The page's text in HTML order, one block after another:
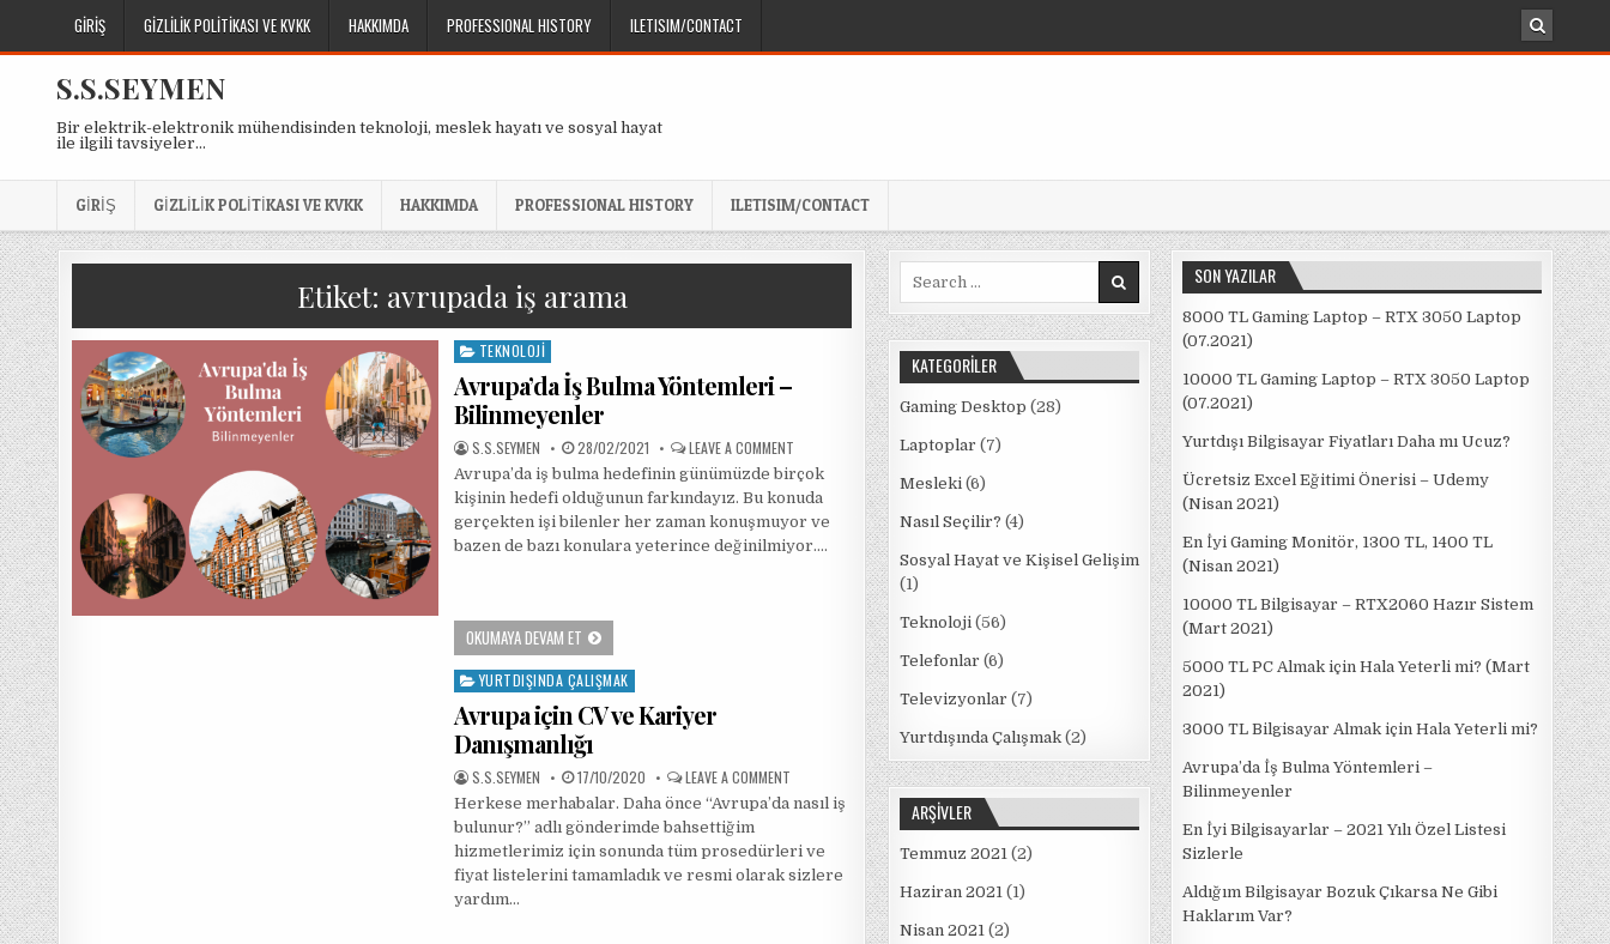
content
GIRIŞ GIZLILIK POLITIKASI VE KVKK HAKKIMDA PROFESSIONAL HISTORY ILETISIM/CONTACT
S.S.SEYMEN
Bir elektrik-elektronik mühendisinden teknoloji, meslek hayatı ve sosyal hayat
ile ilgili tavsiyeler…
GIRIŞ GIZLILIK POLITIKASI VE KVKK HAKKIMDA PROFESSIONAL HISTORY ILETISIM/CONTACT
Etiket: avrupada iş arama
Posted
in
TEKNOLOJI
Avrupa’da İş Bulma Yöntemleri –
Bilinmeyenler
AUTHOR:
S.S.SEYMEN PUBLISHED
DATE:
28/02/2021 LEAVE A COMMENT
İŞ
BULMA
YÖNTEMLERI
–
BILINMEYENLER
Avrupa’da iş bulma hedefinin günümüzde birçok
kişinin hedefi olduğunun farkındayız. Bu konuda
gerçekten işi bilenler her zaman konuşmuyor ve
bazen de bazı konulara yeterince değinilmiyor….
OKUMAYA DEVAM ET AVRUPA’DA
İŞ
BULMA
YÖNTEMLERI
–
BILINMEYENLER
Posted
in
YURTDIŞINDA ÇALIŞMAK
Avrupa için CV ve Kariyer
Danışmanlığı
AUTHOR:
S.S.SEYMEN PUBLISHED
DATE:
17/10/2020 LEAVE A COMMENT
IÇIN
KARIYER
DANIŞMANLIĞI
Herkese merhabalar. Daha önce “Avrupa’da nasıl iş
bulunur?” adlı gönderimde bahsettiğim
hizmetlerimiz için sonunda tüm prosedürleri ve
fiyat listelerini tamamladık ve resmi olarak sizlere
yardım…
KATEGORILER
Gaming Desktop (28)
Laptoplar (7)
Mesleki(6)
Nasıl Seçilir? (4)
Sosyal Hayat ve Kişisel Gelişim
(1)
Teknoloji(56)
Telefonlar (6)
Televizyonlar (7)
Yurtdışında Çalışmak(2)
ARŞIVLER
Temmuz 2021(2)
Haziran 2021(1)
Nisan 2021(2)
SON YAZILAR
8000 TL Gaming Laptop – RTX 3050 Laptop
(07.2021)
10000 TL Gaming Laptop – RTX 3050 Laptop
(07.2021)
Yurtdışı Bilgisayar Fiyatları Daha mı Ucuz?
Ücretsiz Excel Eğitimi Önerisi – Udemy
(Nisan 2021)
En İyi Gaming Monitör, 1300 TL, 1400 TL
(Nisan 2021)
10000 TL Bilgisayar – RTX2060 Hazır Sistem
(Mart 2021)
5000 TL PC Almak için Hala Yeterli mi? (Mart
2021)
3000 TL Bilgisayar Almak için Hala Yeterli mi?
Avrupa’da İş Bulma Yöntemleri –
Bilinmeyenler
En İyi Bilgisayarlar – 2021 Yılı Özel Listesi
Sizlerle
Aldığım Bilgisayar Bozuk Çıkarsa Ne Gibi
Haklarım Var?